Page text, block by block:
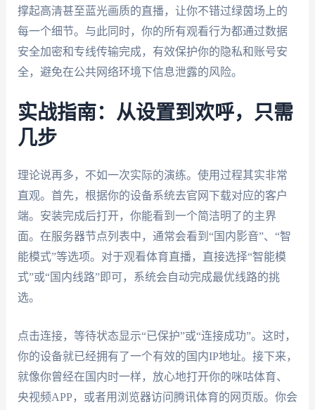
撑起高清甚至蓝光画质的直播，让你不错过绿茵场上的
每一个细节。与此同时，你的所有观看行为都通过数据
安全加密和专线传输完成，有效保护你的隐私和账号安
全，避免在公共网络环境下信息泄露的风险。
实战指南：从设置到欢呼，只需
几步
理论说再多，不如一次实际的演练。使用过程其实非常
直观。首先，根据你的设备系统去官网下载对应的客户
端。安装完成后打开，你能看到一个简洁明了的主界
面。在服务器节点列表中，通常会看到“国内影音”、“智
能模式”等选项。对于观看体育直播，直接选择“智能模
式”或“国内线路”即可，系统会自动完成最优线路的挑
选。
点击连接，等待状态显示“已保护”或“连接成功”。这时，
你的设备就已经拥有了一个有效的国内IP地址。接下来，
就像你曾经在国内时一样，放心地打开你的咪咕体育、
央视频APP，或者用浏览器访问腾讯体育的网页版。你会